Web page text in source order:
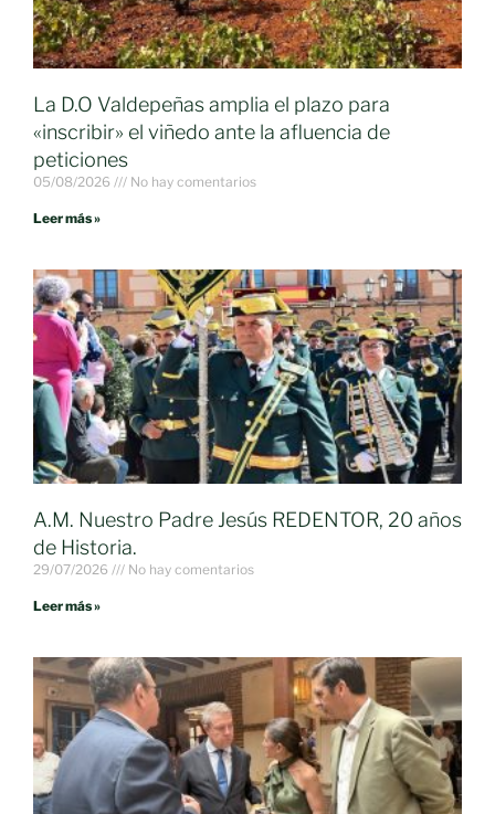
La D.O Valdepeñas amplia el plazo para
«inscribir» el viñedo ante la afluencia de
peticiones
05/08/2026 No hay comentarios
Leer más »
A.M. Nuestro Padre Jesús REDENTOR, 20 años
de Historia.
29/07/2026 No hay comentarios
Leer más »